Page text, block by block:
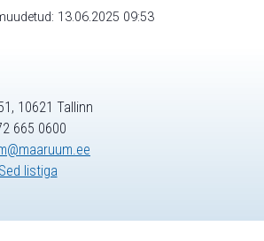
13.06.2025 09:53
10621 Tallinn
665 0600
listiga